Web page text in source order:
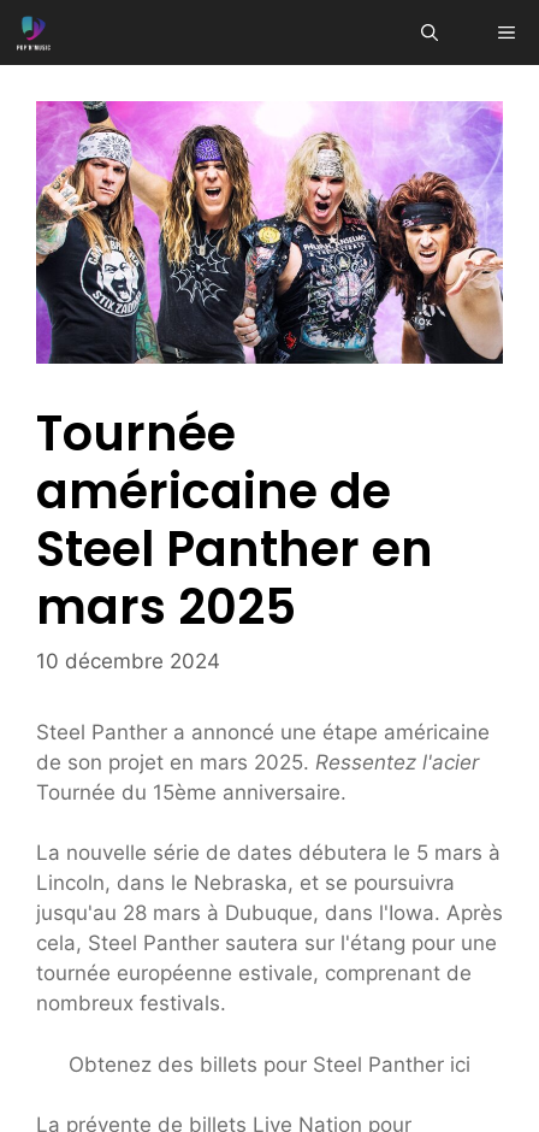
Aller
au
Tournée
américaine de
Steel Panther en
mars 2025
10 décembre 2024
Steel Panther a annoncé une étape américaine
de son projet en mars 2025. Ressentez l'acier
Tournée du 15ème anniversaire.
La nouvelle série de dates débutera le 5 mars à
Lincoln, dans le Nebraska, et se poursuivra
jusqu'au 28 mars à Dubuque, dans l'Iowa. Après
cela, Steel Panther sautera sur l'étang pour une
tournée européenne estivale, comprenant de
nombreux festivals.
Obtenez des billets pour Steel Panther ici
La prévente de billets Live Nation pour